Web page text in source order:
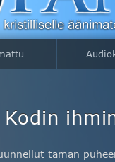
tämän